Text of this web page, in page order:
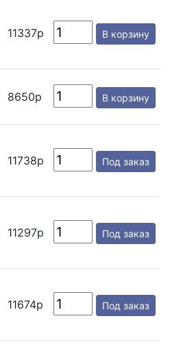
11337р В корзину
8650р В корзину
11738р Под заказ
11297р Под заказ
11674р Под заказ